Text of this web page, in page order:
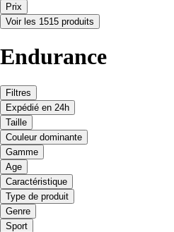
Prix
Voir les 1515 produits
Endurance
Filtres
Expédié en 24h
Taille
Couleur dominante
Gamme
Age
Caractéristique
Type de produit
Genre
Sport